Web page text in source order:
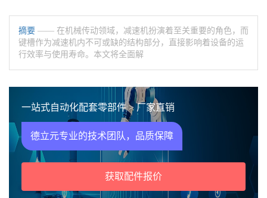
摘要 —— 在机械传动领域，减速机扮演着至关重要的角色，而
键槽作为减速机内不可或缺的结构部分，直接影响着设备的运
行效率与使用寿命。本文将全面解
一站式自动化配套零部件 > 厂家直销
德立元专业的技术团队，品质保障
获取配件报价